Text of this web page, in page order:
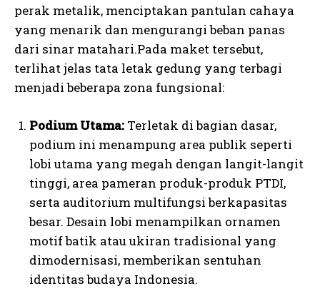
perak metalik, menciptakan pantulan cahaya
yang menarik dan mengurangi beban panas
dari sinar matahari.Pada maket tersebut,
terlihat jelas tata letak gedung yang terbagi
menjadi beberapa zona fungsional:
Podium Utama: Terletak di bagian dasar,
podium ini menampung area publik seperti
lobi utama yang megah dengan langit-langit
tinggi, area pameran produk-produk PTDI,
serta auditorium multifungsi berkapasitas
besar. Desain lobi menampilkan ornamen
motif batik atau ukiran tradisional yang
dimodernisasi, memberikan sentuhan
identitas budaya Indonesia.